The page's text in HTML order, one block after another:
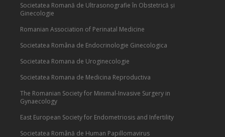
Societatea Romană de Ultrasonografie în Obstetrică și
Ginecologie
Romanian Association of Perinatal Medicine
Societatea Româna de Endocrinologie Ginecologica
Societatea Romana de Uroginecologie
Societatea Romana de Medicina Reproductiva
The Romanian Society for Minimal-Invasive Surgery in
Gynaecology
East European Society for Endometriosis and Infertility
Societatea Română de Human Papillomavirus